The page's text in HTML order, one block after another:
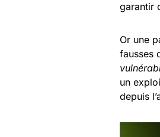
garantir
Or une
fausses
un
depuis